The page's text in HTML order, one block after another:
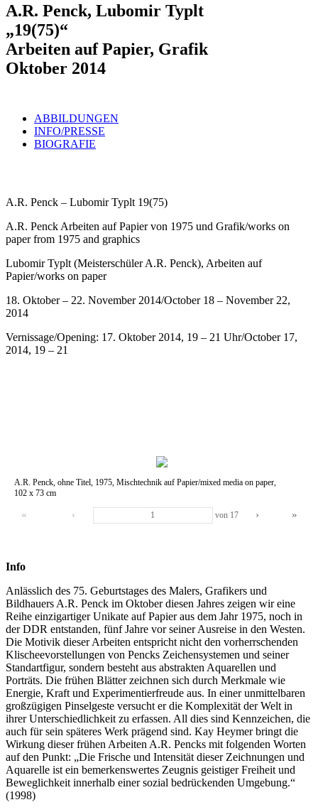
A.R. Penck, Lubomir Typlt
„19(75)“
Arbeiten auf Papier, Grafik
Oktober 2014
ABBILDUNGEN
INFO/PRESSE
BIOGRAFIE
A.R. Penck – Lubomir Typlt 19(75)
A.R. Penck Arbeiten auf Papier von 1975 und Grafik/works on
paper from 1975 and graphics
Lubomir Typlt (Meisterschüler A.R. Penck), Arbeiten auf
Papier/works on paper
18. Oktober – 22. November 2014/October 18 – November 22,
2014
Vernissage/Opening: 17. Oktober 2014, 19 – 21 Uhr/October 17,
2014, 19 – 21
A.R. Penck, ohne Titel, 1975, Mischtechnik auf Papier/mixed media on paper,
102 x 73 cm
« ‹ von 17 › »
Info
Anlässlich des 75. Geburtstages des Malers, Grafikers und
Bildhauers A.R. Penck im Oktober diesen Jahres zeigen wir eine
Reihe einzigartiger Unikate auf Papier aus dem Jahr 1975, noch in
der DDR entstanden, fünf Jahre vor seiner Ausreise in den Westen.
Die Motivik dieser Arbeiten entspricht nicht den vorherrschenden
Klischeevorstellungen von Pencks Zeichensystemen und seiner
Standartfigur, sondern besteht aus abstrakten Aquarellen und
Porträts. Die frühen Blätter zeichnen sich durch Merkmale wie
Energie, Kraft und Experimentierfreude aus. In einer unmittelbaren
großzügigen Pinselgeste versucht er die Komplexität der Welt in
ihrer Unterschiedlichkeit zu erfassen. All dies sind Kennzeichen, die
auch für sein späteres Werk prägend sind. Kay Heymer bringt die
Wirkung dieser frühen Arbeiten A.R. Pencks mit folgenden Worten
auf den Punkt: „Die Frische und Intensität dieser Zeichnungen und
Aquarelle ist ein bemerkenswertes Zeugnis geistiger Freiheit und
Beweglichkeit innerhalb einer sozial bedrückenden Umgebung.“
(1998)